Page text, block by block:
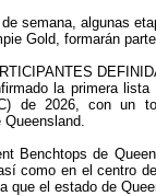
de semana, algunas
Gold, formarán
la primera lista
de 2026, con un
Queensland.
Benchtops de
como en el centro
que el estado de